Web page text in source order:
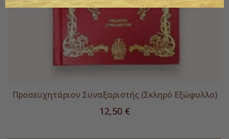
Προσευχητάριον Συναξαριστής (Σκληρό Εξώφυλλο)
Τιμή
12,50 €